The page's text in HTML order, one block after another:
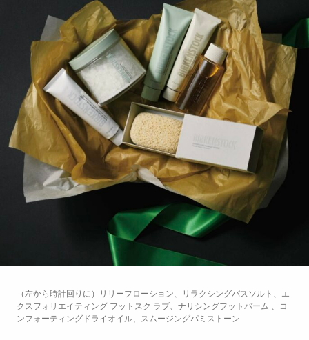
（左から時計回りに）リリーフローション、リラクシングバスソルト、エ
クスフォリエイティング フットスク ラブ、ナリシングフットバーム 、コ
ンフォーティングドライオイル、スムージングパミストーン